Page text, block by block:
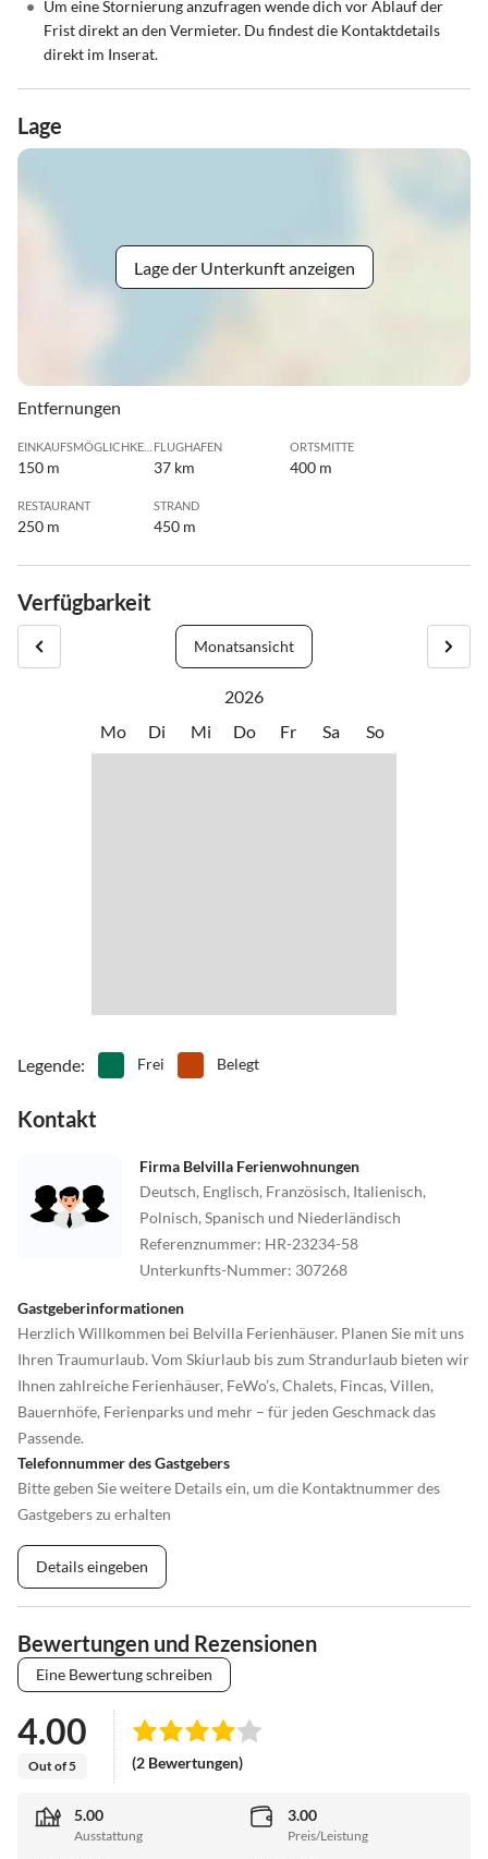
• Um eine Stornierung anzufragen wende dich vor Ablauf der
Frist direkt an den Vermieter. Du findest die Kontaktdetails
direkt im Inserat.
Lage
Lage der Unterkunft anzeigen
Entfernungen
150 m
FLUGHAFEN
37 km
ORTSMITTE
400 m
RESTAURANT
250 m
STRAND
450 m
Verfügbarkeit
Monatsansicht
2026
Mo
Di Mi Do Fr Sa So
Legende: Frei Belegt
Kontakt
Firma Belvilla Ferienwohnungen
Deutsch, Englisch, Französisch, Italienisch,
Polnisch, Spanisch und Niederländisch
Referenznummer: HR-23234-58
Unterkunfts-Nummer: 307268
Gastgeberinformationen
Herzlich Willkommen bei Belvilla Ferienhäuser. Planen Sie mit uns
Ihren Traumurlaub. Vom Skiurlaub bis zum Strandurlaub bieten wir
Ihnen zahlreiche Ferienhäuser, FeWo’s, Chalets, Fincas, Villen,
Bauernhöfe, Ferienparks und mehr – für jeden Geschmack das
Passende.
Telefonnummer des Gastgebers
Bitte geben Sie weitere Details ein, um die Kontaktnummer des
Gastgebers zu erhalten
Details eingeben
Bewertungen und Rezensionen
Eine Bewertung schreiben
4.00
Out of 5 (2 Bewertungen)
5.00
Ausstattung
3.00
Preis/Leistung